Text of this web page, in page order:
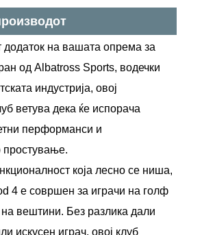
на вашата опрема за
од Albatross Sports, водечки
индустрија, овој
ветува дека ќе испорача
перформанси и
простување.
која лесно се ниша,
4 е совршен за играчи на голф
вештини. Без разлика дали
искусен играч, овој клуб